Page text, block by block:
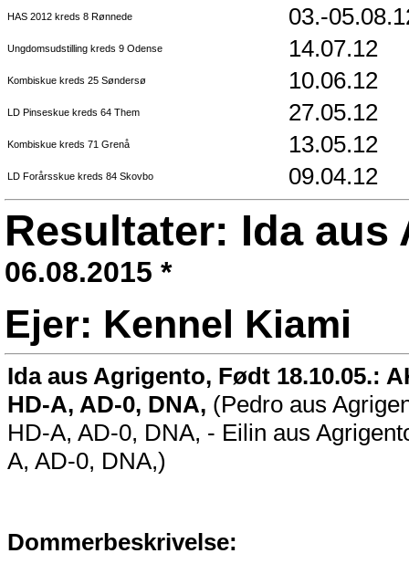
HAS 2012 kreds 8 Rønnede 03.-
Ungdomsudstilling kreds 9 Odense 14.07.12
Kombiskue kreds 25 Søndersø 10.06.12
LD Pinseskue kreds 64 Them 27.05.12
Kombiskue kreds 71 Grenå 13.05.12
LD Forårsskue kreds 84 Skovbo 09.04.12
Resultater: Ida
06.08.2015 *
Ejer: Kennel Kiami
Ida aus Agrigento, Født 18.10.05.:
HD-A, AD-0, DNA, (Pedro aus
HD-A, AD-0, DNA, - Eilin aus
A, AD-0, DNA,)
Dommerbeskrivelse: